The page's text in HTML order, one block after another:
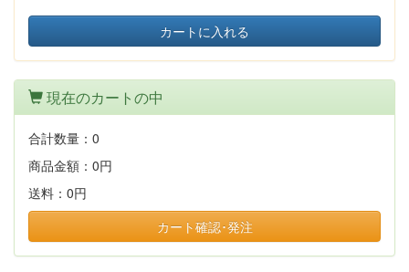
カートに入れる
現在のカートの中
合計数量： 0
商品金額： 0円
送料： 0円
カート確認･発注